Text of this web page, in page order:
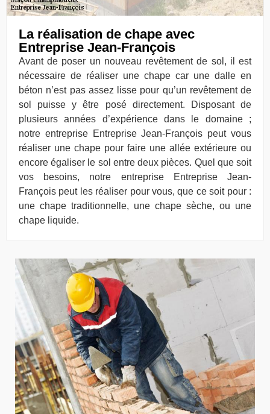
La réalisation de chape avec
Entreprise Jean-François
Avant de poser un nouveau revêtement de sol, il est
nécessaire de réaliser une chape car une dalle en
béton n’est pas assez lisse pour qu’un revêtement de
sol puisse y être posé directement. Disposant de
plusieurs années d’expérience dans le domaine ;
notre entreprise Entreprise Jean-François peut vous
réaliser une chape pour faire une allée extérieure ou
encore égaliser le sol entre deux pièces. Quel que soit
vos besoins, notre entreprise Entreprise Jean-
François peut les réaliser pour vous, que ce soit pour :
une chape traditionnelle, une chape sèche, ou une
chape liquide.